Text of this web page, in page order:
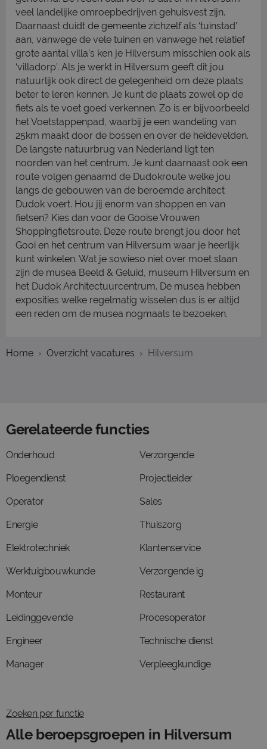
veel landelijke omroepbedrijven gehuisvest zijn.
Daarnaast duidt de gemeente zichzelf als ‘tuinstad’
aan, vanwege de vele tuinen en vanwege het relatief
grote aantal villa’s ken je Hilversum misschien ook als
‘villadorp’. Als je werkt in Hilversum geeft dit jou
natuurlijk ook direct de gelegenheid om deze plaats
beter te leren kennen. Je kunt de plaats zowel op de
fiets als te voet goed verkennen. Zo is er bijvoorbeeld
het Voetstappenpad, waarbij je een wandeling van
25km maakt door de bossen en over de heidevelden.
De langste natuurbrug van Nederland ligt ten
noorden van het centrum. Je kunt daarnaast ook een
route volgen genaamd de Dudokroute welke jou
langs de gebouwen van de beroemde architect
Dudok voert. Hou jij enorm van shoppen en van
fietsen? Kies dan voor de Gooise Vrouwen
Shoppingfietsroute. Deze route brengt jou door het
Gooi en het centrum van Hilversum waar je heerlijk
kunt winkelen. Wat je sowieso niet over moet slaan
zijn de musea Beeld & Geluid, museum Hilversum en
het Dudok Architectuurcentrum. De musea hebben
exposities welke regelmatig wisselen dus is er altijd
een reden om de musea nogmaals te bezoeken.
Home Overzicht vacatures Hilversum
Gerelateerde functies
Onderhoud
Ploegendienst
Operator
Energie
Elektrotechniek
Werktuigbouwkunde
Monteur
Leidinggevende
Engineer
Manager
Verzorgende
Projectleider
Sales
Thuiszorg
Klantenservice
Verzorgende ig
Restaurant
Procesoperator
Technische dienst
Verpleegkundige
Zoeken per functie
Alle beroepsgroepen in Hilversum